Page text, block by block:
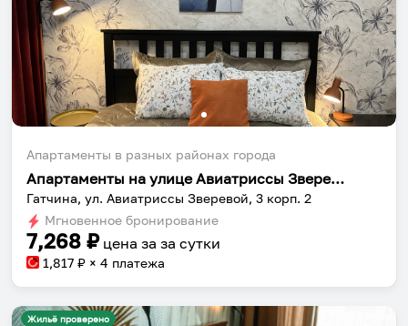
Апартаменты в разных районах города
Апартаменты на улице Авиатриссы Зверевой 3к2
Гатчина, ул. Авиатриссы Зверевой, 3 корп. 2
Мгновенное бронирование
7,268 ₽ цена за за сутки
1,817 ₽ × 4 платежа
Жильё проверено